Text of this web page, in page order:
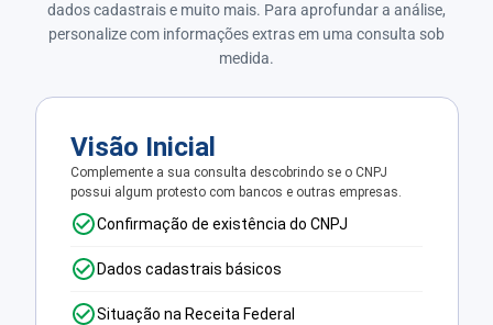
dados cadastrais e muito mais. Para aprofundar a análise,
personalize com informações extras em uma consulta sob
medida.
Visão Inicial
Complemente a sua consulta descobrindo se o CNPJ
possui algum protesto com bancos e outras empresas.
Confirmação de existência do CNPJ
Dados cadastrais básicos
Situação na Receita Federal